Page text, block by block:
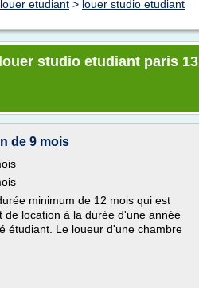
louer etudiant > louer studio etudiant
studio etudiant paris 13
de 9 mois
minimum de 12 mois qui est
location à la durée d'une année
étudiant. Le loueur d'une chambre